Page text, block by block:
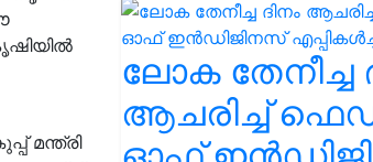
മന്ത്രി
ലോക തേനീച്ച
ആചരിച്ച്